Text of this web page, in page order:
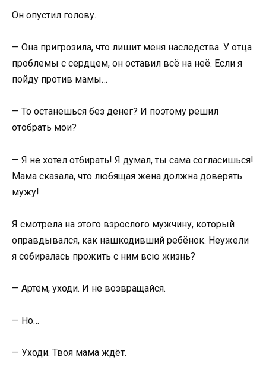
Он опустил голову.
— Она пригрозила, что лишит меня наследства. У отца
проблемы с сердцем, он оставил всё на неё. Если я
пойду против мамы…
— То останешься без денег? И поэтому решил
отобрать мои?
— Я не хотел отбирать! Я думал, ты сама согласишься!
Мама сказала, что любящая жена должна доверять
мужу!
Я смотрела на этого взрослого мужчину, который
оправдывался, как нашкодивший ребёнок. Неужели
я собиралась прожить с ним всю жизнь?
— Артём, уходи. И не возвращайся.
— Но…
— Уходи. Твоя мама ждёт.